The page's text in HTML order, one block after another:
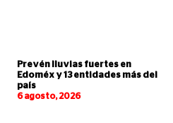
Prevén lluvias fuertes en
Edoméx y 13 entidades más del
país
6 agosto, 2026